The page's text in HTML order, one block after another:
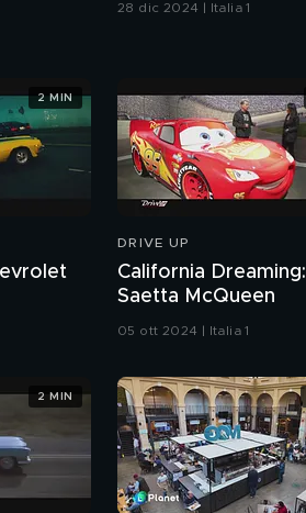
28 dic 2024 | Italia 1
2 MIN
DRIVE UP
California Dreaming:
Saetta McQueen
05 ott 2024 | Italia 1
2 MIN